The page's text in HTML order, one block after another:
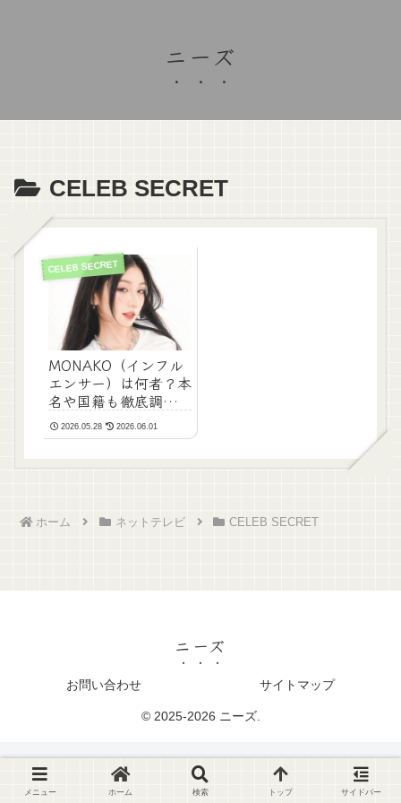
ニーズ
CELEB SECRET
CELEB SECRET
MONAKO（インフル
エンサー）は何者？本
名や国籍も徹底調査
【wiki経歴＆プロフィ
ールまとめ】
2026.05.28 2026.06.01
ホーム ネットテレビ CELEB SECRET
ニーズ
お問い合わせ サイトマップ
© 2025-2026 ニーズ.
メニュー ホーム 検索 トップ サイドバー